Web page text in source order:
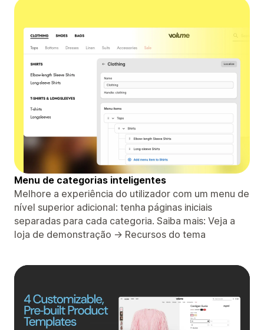
Menu de categorias inteligentes
Melhore a experiência do utilizador com um menu de
nível superior adicional: tenha páginas iniciais
separadas para cada categoria. Saiba mais: Veja a
loja de demonstração → Recursos do tema